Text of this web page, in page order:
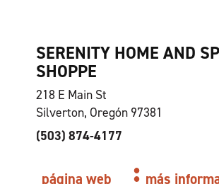
SERENITY HOME AND
SHOPPE
218 E Main St
Silverton, Oregón 97381
(503) 874-4177
página web
más